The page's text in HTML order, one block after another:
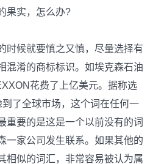
果实，怎么办?
候就要慎之又慎，尽量选择有
混淆的商标标识。如埃克森石油
花费了上亿美元。据称选
了全球市场，这个词在任何一
重要的是这是一个以前没有的词
一家公司发生联系。如果其他的
相似的词汇，非常容易被认为属